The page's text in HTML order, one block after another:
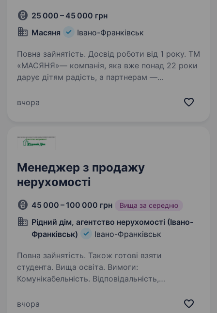
25 000 – 45 000 грн
Масяня
Івано-Франківськ
Повна зайнятість. Досвід роботи від 1 року. ТМ
«МАСЯНЯ»— компанія, яка вже понад 22 роки
дарує дітям радість, а партнерам —
іграшок і товарів для дітей. Ми не просто
вчора
Менеджер з продажу
нерухомості
45 000 – 100 000 грн Вища за середню
Рідний дім, агентство нерухомості (Івано-
Франківськ)
Івано-Франківськ
Повна зайнятість. Також готові взяти
студента. Вища освіта. Вимоги:
Комунікабельність. Відповідальність,
Бажання навчатися та розвиватися. Вміння
вчора